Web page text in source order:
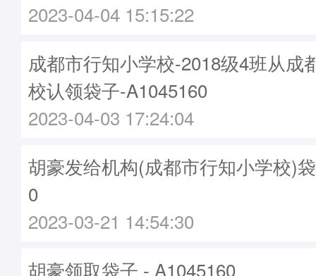
2023-04-04 15:15:22
成都市行知小学校-2018级4班从成
校认领袋子-A1045160
2023-04-03 17:24:04
胡豪发给机构(成都市行知小学校)
0
2023-03-21 14:54:30
胡豪领取袋子 - A1045160